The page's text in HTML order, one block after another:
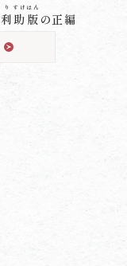
利
り
助
すけ
版
はん
の正編